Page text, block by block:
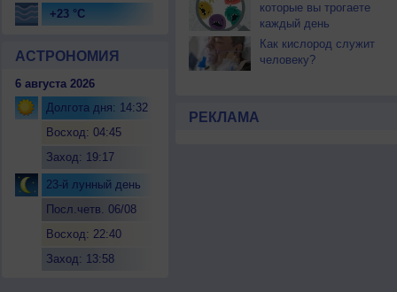
+23 °C
АСТРОНОМИЯ
6 августа 2026
Долгота дня: 14:32
Восход: 04:45
Заход: 19:17
23-й лунный день
Посл.четв. 06/08
Восход: 22:40
Заход: 13:58
которые вы трогаете
каждый день
Как кислород служит
человеку?
РЕКЛАМА